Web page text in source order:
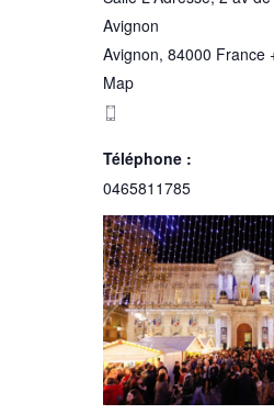
Avignon
Avignon, 84000 France
Map
Téléphone :
0465811785